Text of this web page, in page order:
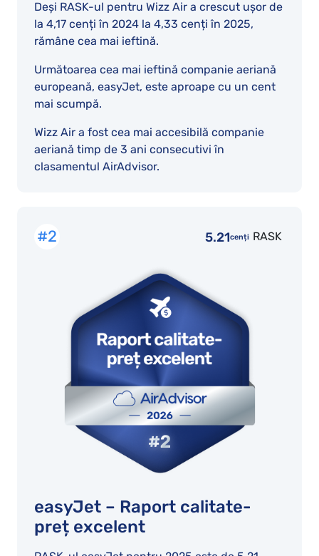
Deși RASK-ul pentru Wizz Air a crescut ușor de
la 4,17 cenți în 2024 la 4,33 cenți în 2025,
rămâne cea mai ieftină.
Următoarea cea mai ieftină companie aeriană
europeană, easyJet, este aproape cu un cent
mai scumpă.
Wizz Air a fost cea mai accesibilă companie
aeriană timp de 3 ani consecutivi în
clasamentul AirAdvisor.
#2
easyJet – Raport calitate-
preț excelent
5.21cenți RASK